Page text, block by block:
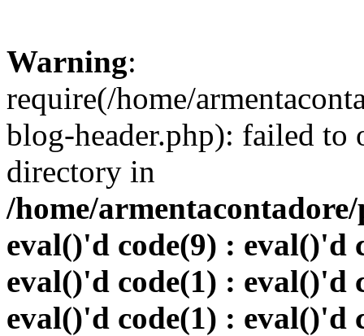
Warning:
require(/home/
blog-header.php): failed to
directory in
/home/
eval()'d code(9) : eval()'d
eval()'d code(1) : eval()'d
eval()'d code(1) : eval()'d